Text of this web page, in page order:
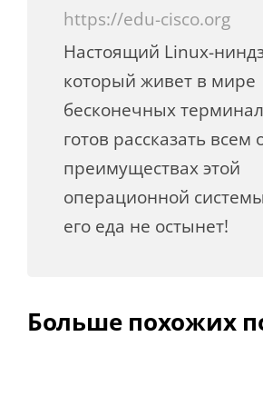
https://edu-cisco.org
Настоящий Linux-
который живет в мире
бесконечных
готов рассказать всем
преимуществах этой
операционной
его еда не остынет!
Больше похожих